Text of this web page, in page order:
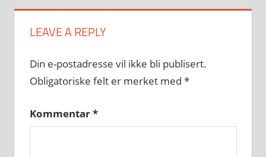
LEAVE A REPLY
Din e-postadresse vil ikke bli publisert.
Obligatoriske felt er merket med *
Kommentar*